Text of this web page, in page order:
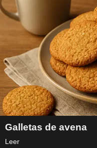
Galletas de avena
Leer